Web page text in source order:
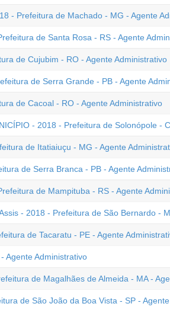
- Prefeitura de Machado - MG - Agente
de Santa Rosa - RS - Agente
de Cujubim - RO - Agente Administrativo
de Serra Grande - PB - Agente
de Cacoal - RO - Agente Administrativo
- 2018 - Prefeitura de Solonópole -
de Itatiaiuçu - MG - Agente
de Serra Branca - PB - Agente
de Mampituba - RS - Agente
- 2018 - Prefeitura de São Bernardo -
de Tacaratu - PE - Agente
Agente Administrativo
de Magalhães de Almeida - MA -
de São João da Boa Vista - SP -